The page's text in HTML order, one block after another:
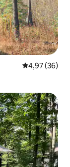
Évaluation
4,97 (36)